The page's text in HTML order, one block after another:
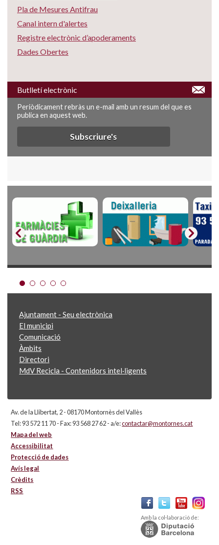
Pla de Mesures Antifrau
Canal intern d'alertes
Registre electrònic d’apoderaments
Dades Obertes
Butlletí electrònic
Periòdicament rebràs un e-mail amb un resum del que es
publica en aquest web.
Subscriure's
Ajuntament - Seu electrònica
El municipi
Comunicació
Àmbits
Directori
MdV Recicla - Contenidors intel·ligents
Av. de la Llibertat, 2 - 08170 Montornès del Vallès
Tel: 93 572 11 70 - Fax: 93 568 27 62 - a/e:contactar@montornes.cat
Mapa del web
Accessibilitat
Protecció de dades
Avís legal
Crèdits
RSS
Amb la col·laboració de: